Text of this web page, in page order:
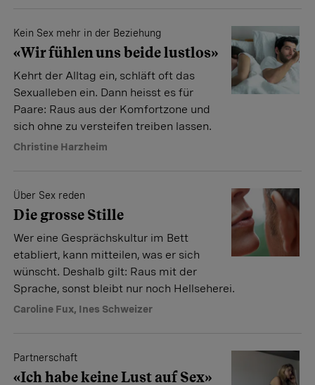
Kein Sex mehr in der Beziehung
«Wir fühlen uns beide lustlos»
Kehrt der Alltag ein, schläft oft das
Sexualleben ein. Dann heisst es für
Paare: Raus aus der Komfortzone und
sich ohne zu versteifen treiben lassen.
Christine Harzheim
Über Sex reden
Die grosse Stille
Wer eine Gesprächskultur im Bett
etabliert, kann mitteilen, was er sich
wünscht. Deshalb gilt: Raus mit der
Sprache, sonst bleibt nur noch Hellseherei.
Caroline Fux, Ines Schweizer
Partnerschaft
«Ich habe keine Lust auf Sex»